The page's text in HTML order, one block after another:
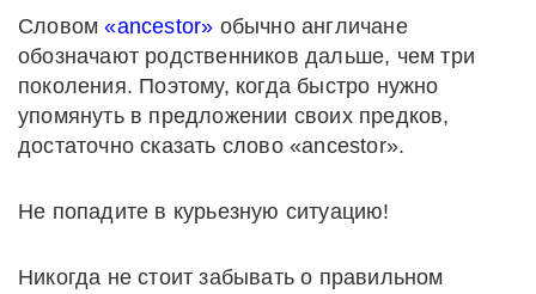
Словом«ancestor» обычно англичане
обозначают родственников дальше, чем три
поколения. Поэтому, когда быстро нужно
упомянуть в предложении своих предков,
достаточно сказать слово «ancestor».
Не попадите в курьезную ситуацию!
Никогда не стоит забывать о правильном